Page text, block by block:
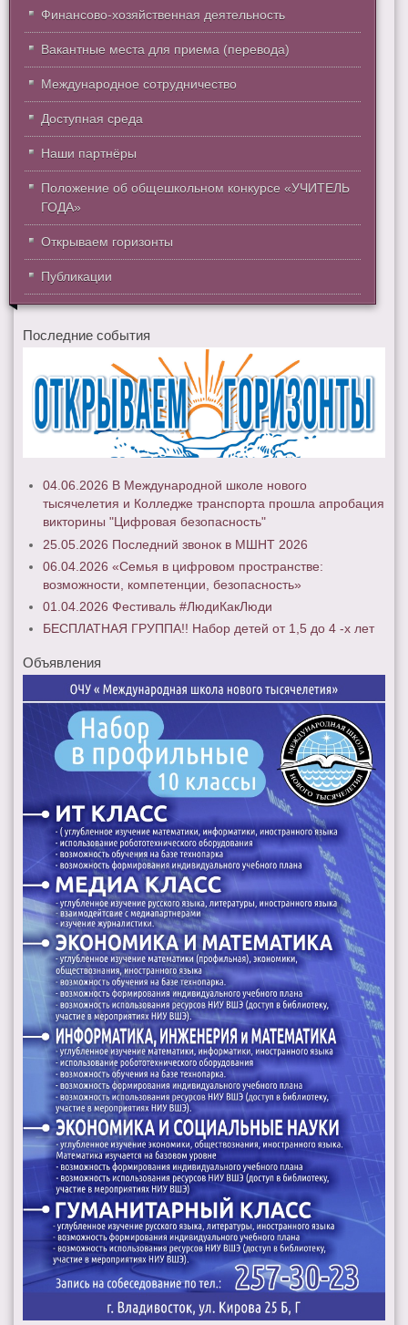
Финансово-хозяйственная деятельность
Вакантные места для приема (перевода)
Международное сотрудничество
Доступная среда
Наши партнёры
Положение об общешкольном конкурсе «УЧИТЕЛЬ
ГОДА»
Открываем горизонты
Публикации
Последние события
04.06.2026 В Международной школе нового
тысячелетия и Колледже транспорта прошла апробация
викторины "Цифровая безопасность"
25.05.2026 Последний звонок в МШНТ 2026
06.04.2026 «Семья в цифровом пространстве:
возможности, компетенции, безопасность»
01.04.2026 Фестиваль #ЛюдиКакЛюди
БЕСПЛАТНАЯ ГРУППА!! Набор детей от 1,5 до 4 -х лет
Объявления